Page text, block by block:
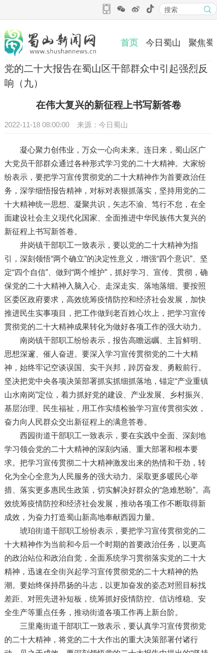
首页 今日蜀山 聚焦蜀
党的二十大报告在蜀山区干部群众中引起强烈反
响（九）
在伟大复兴的新征程上书写新答卷
2022-11-18 08:00:00 来源：今日蜀山
凝心聚力创伟业，万众一心向未来。连日来，蜀山区广
大党员干部群众通过各种形式学习党的二十大精神。大家纷
纷表示，要把学习宣传贯彻党的二十大精神作为首要政治任
务，深学细悟报告精神，对标对表狠抓落实，坚持用党的二
十大精神统一思想、凝聚共识，矢志不渝、笃行不怠，在全
面建设社会主义现代化国家、全面推进中华民族伟大复兴的
新征程上书写新答卷。
井岗镇干部职工一致表示，要以党的二十大精神为指
引，深刻领悟“两个确立”的决定性意义，增强“四个意识”、坚
定“四个自信”、做到“两个维护”，抓好学习、宣传、贯彻，确
保党的二十大精神入脑入心、走深走实、落地落细。要按照
区委区政府要求，高效统筹疫情防控和经济社会发展，加快
推进民生实事项目，把工作做到老百姓心坎上，把学习宣传
贯彻党的二十大精神成果转化为做好各项工作的强大动力。
南岗镇干部职工纷纷表示，报告高瞻远瞩、主旨鲜明、
思想深邃、催人奋进。要深入学习宣传贯彻党的二十大精
神，始终牢记空谈误国、实干兴邦，踔厉奋发、勇毅前行。
坚决把党中央各项决策部署抓实抓细抓落地，锚定“产业重镇
山水南岗”定位，着力抓好党的建设、产业发展、乡村振兴、
基层治理、民生福祉，用工作实绩检验学习宣传贯彻实效，
奋力向人民群众交出新征程上的满意答卷。
西园街道干部职工一致表示，要在实践中全面、深刻地
学习领会党的二十大精神的深刻内涵、重大部署和根本要
求。把学习宣传贯彻二十大精神激发出来的热情和干劲，转
化为全心全意为人民服务的强大动力。采取更多暖民心举
措、落实更多惠民生政策，切实解决好群众的“急难愁盼”。高
效统筹疫情防控和经济社会发展，推动各项工作不断取得新
成效，为奋力打造蜀山新高地奉献西园力量。
琥珀街道干部职工纷纷表示，要把学习宣传贯彻党的二
十大精神作为当前和今后一个时期的首要政治任务，以更高
的政治站位和政治自觉，全面系统学习贯彻落实党的二十大
精神，迅速在全街兴起学习宣传贯彻党的二十大精神的热
潮。要始终保持昂扬的斗志，以更加奋发的姿态对照目标找
差距、对照先进补短板，统筹抓好疫情防控、信访维稳、安
全生产等重点任务，推动街道各项工作再上新台阶。
三里庵街道干部职工一致表示，要认真学习宣传贯彻党
的二十大精神，将党的二十大作出的重大决策部署付诸行